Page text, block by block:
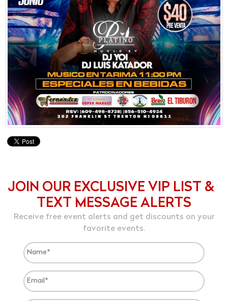
JOIN OUR EXCLUSIVE VIP LIST &
TEXT MESSAGE ALERTS
Receive free event alerts and get discounts on your
favorite events.